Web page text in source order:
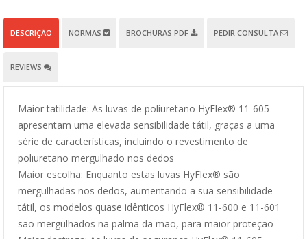
DESCRIÇÃO NORMAS BROCHURAS PDF PEDIR CONSULTA
REVIEWS
Maior tatilidade: As luvas de poliuretano HyFlex® 11-605
apresentam uma elevada sensibilidade tátil, graças a uma
série de características, incluindo o revestimento de
poliuretano mergulhado nos dedos
Maior escolha: Enquanto estas luvas HyFlex® são
mergulhadas nos dedos, aumentando a sua sensibilidade
tátil, os modelos quase idênticos HyFlex® 11-600 e 11-601
são mergulhados na palma da mão, para maior proteção